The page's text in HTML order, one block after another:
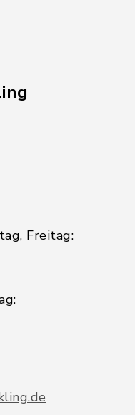
Freitag: